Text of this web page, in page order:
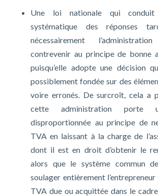
Une loi nationale qui
systématique des réponses
nécessairement
contrevenir au principe de bonne
puisqu’elle adopte une décision
possiblement fondée sur des
voire erronés. De surcroît, cela a
cette administration porte
disproportionnée au principe de
TVA en laissant à la charge de
dont il est en droit d’obtenir le
alors que le système commun
soulager entièrement
TVA due ou acquittée dans le